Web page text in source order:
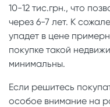
10-12 тис.грн., что
через 6-7 лет. К
упадет в цене
покупке такой
минимальны.
Если решитесь
особое внимание на